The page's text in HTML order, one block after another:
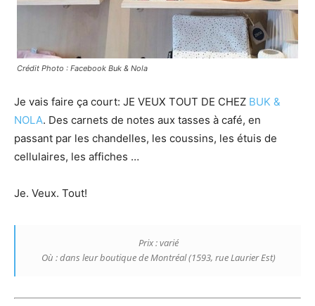
Crédit Photo : Facebook Buk & Nola
Je vais faire ça court: JE VEUX TOUT DE CHEZ BUK &
NOLA. Des carnets de notes aux tasses à café, en
passant par les chandelles, les coussins, les étuis de
cellulaires, les affiches …
Je. Veux. Tout!
Prix : varié
Où : dans leur boutique de Montréal (1593, rue Laurier Est)